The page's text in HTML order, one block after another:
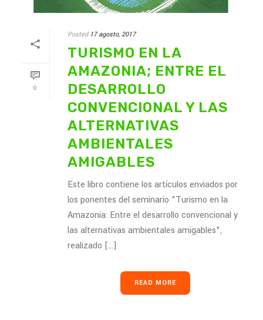
0
Posted 17 agosto, 2017
TURISMO EN LA
AMAZONIA; ENTRE EL
DESARROLLO
CONVENCIONAL Y LAS
ALTERNATIVAS
AMBIENTALES
AMIGABLES
Este libro contiene los artículos enviados por
los ponentes del seminario "Turismo en la
Amazonia: Entre el desarrollo convencional y
las alternativas ambientales amigables",
realizado [...]
READ MORE